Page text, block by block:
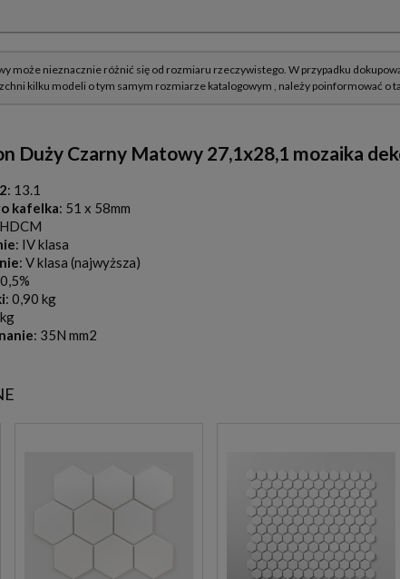
Duży Czarny Matowy 27,1x28,1 mozaika
: 13.1
kafelka: 51 x 58mm
: IV klasa
: V klasa (najwyższa)
: 0,90 kg
: 35N mm2